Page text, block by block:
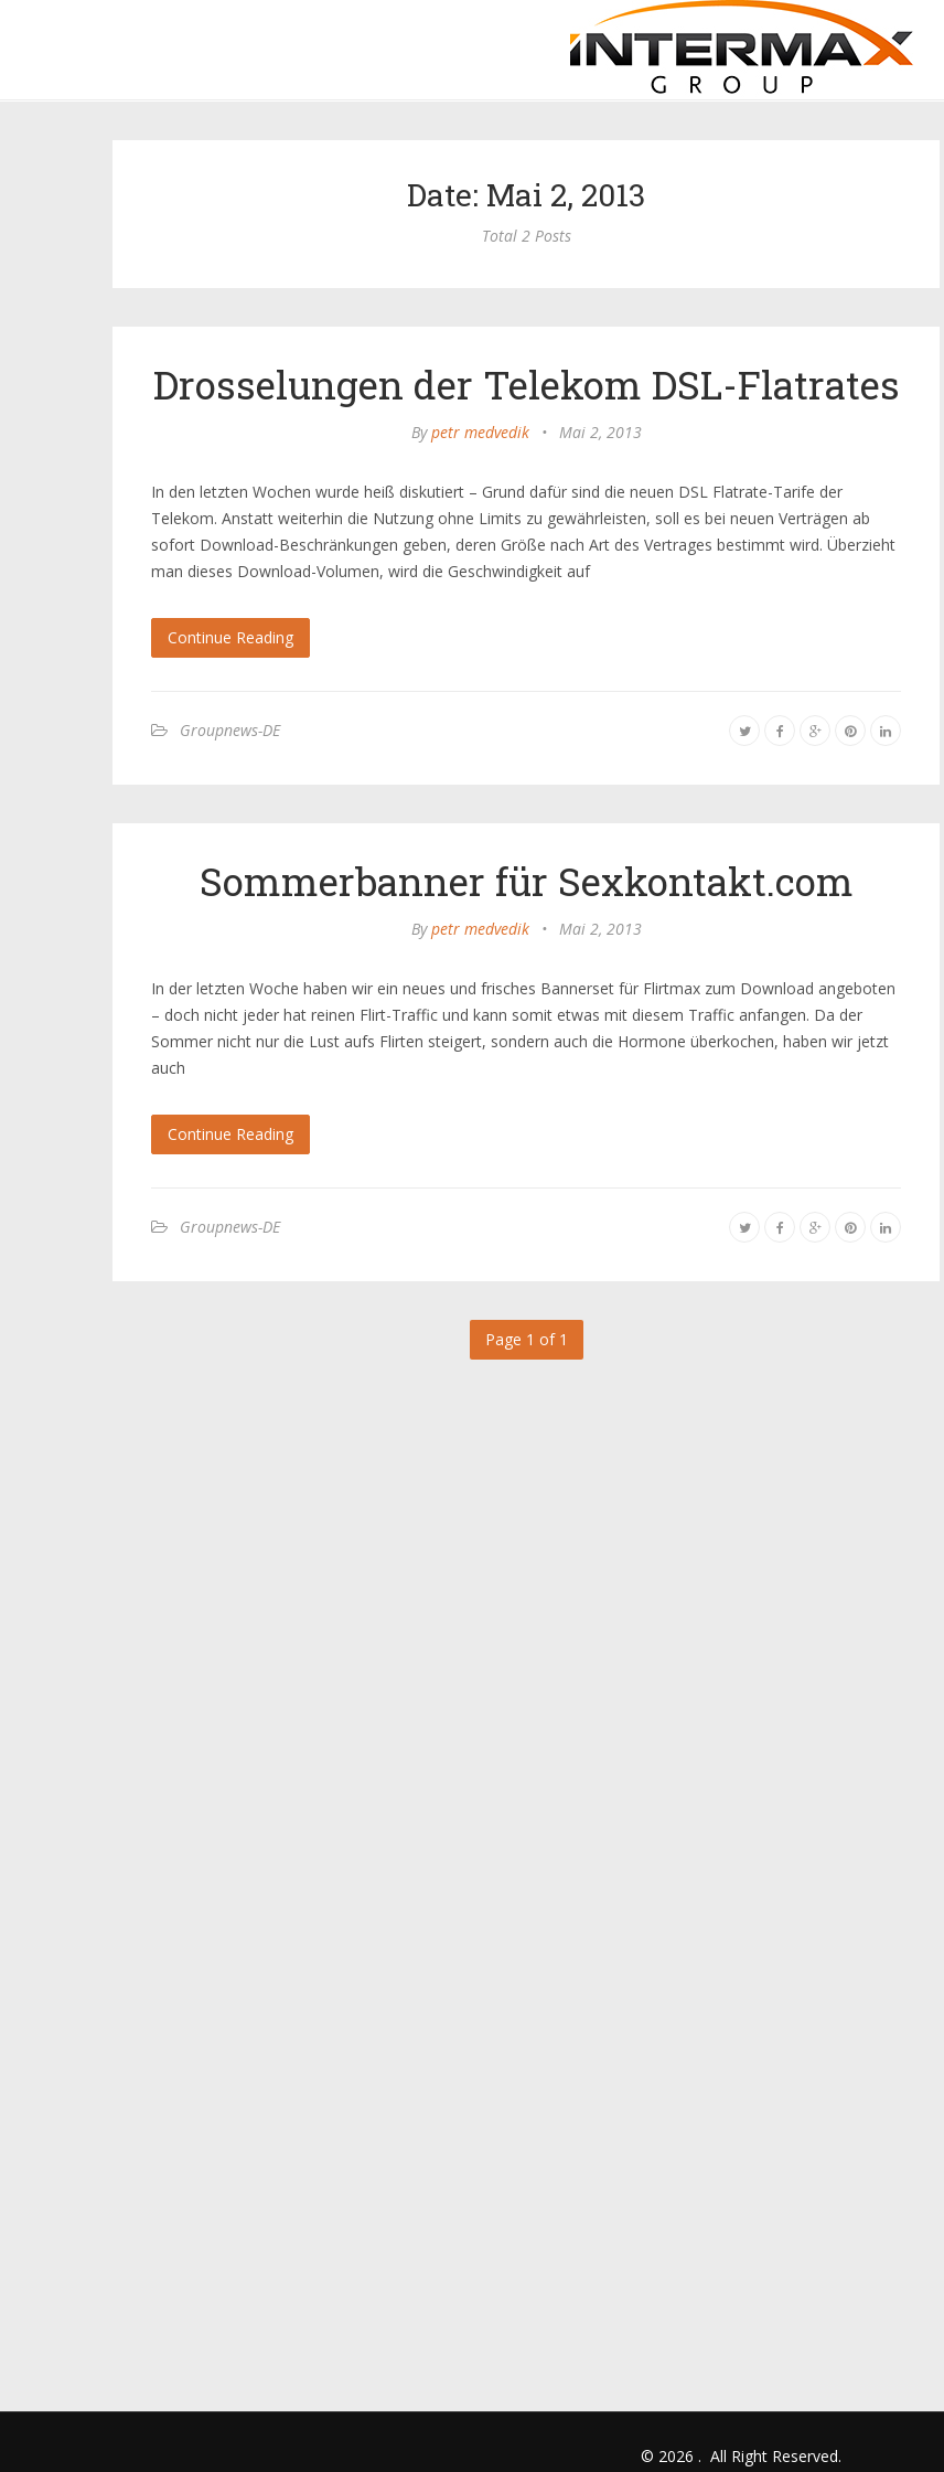
Date: Mai 2, 2013
Total 2 Posts
Drosselungen der Telekom DSL-Flatrates
Bypetr medvedik • Mai 2, 2013
In den letzten Wochen wurde heiß diskutiert – Grund dafür sind die neuen DSL Flatrate-Tarife der
Telekom. Anstatt weiterhin die Nutzung ohne Limits zu gewährleisten, soll es bei neuen Verträgen ab
sofort Download-Beschränkungen geben, deren Größe nach Art des Vertrages bestimmt wird. Überzieht
man dieses Download-Volumen, wird die Geschwindigkeit auf
Continue Reading
Groupnews-DE
Sommerbanner für Sexkontakt.com
Bypetr medvedik • Mai 2, 2013
In der letzten Woche haben wir ein neues und frisches Bannerset für Flirtmax zum Download angeboten
– doch nicht jeder hat reinen Flirt-Traffic und kann somit etwas mit diesem Traffic anfangen. Da der
Sommer nicht nur die Lust aufs Flirten steigert, sondern auch die Hormone überkochen, haben wir jetzt
auch
Continue Reading
Groupnews-DE
Page 1 of 1
© 2026 . All Right Reserved.